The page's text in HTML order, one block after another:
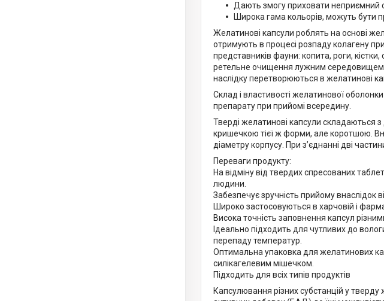
Дають змогу приховати неприємний
Широка гама кольорів, можуть бути
Желатинові капсули роблять на основі
отримують в процесі розпаду колагену
представників фауни: копита, роги,
ретельне очищення лужним середовищем
наслідку перетворюються в желатинові
Склад і властивості желатинової
препарату при прийомі всередину.
Тверді желатинові капсули складаються
кришечкою тієї ж форми, але коротшою.
діаметру корпусу. При з’єднанні дві
Переваги продукту:
На відміну від твердих спресованих
людини.
Забезпечує зручність прийому внаслідок
Широко застосовуються в харчовій і
Висока точність заповнення капсул
Ідеально підходить для чутливих до
перепаду температур.
Оптимальна упаковка для желатинових
силікагелевим мішечком.
Підходить для всіх типів продуктів
Капсулювання різних субстанцій у